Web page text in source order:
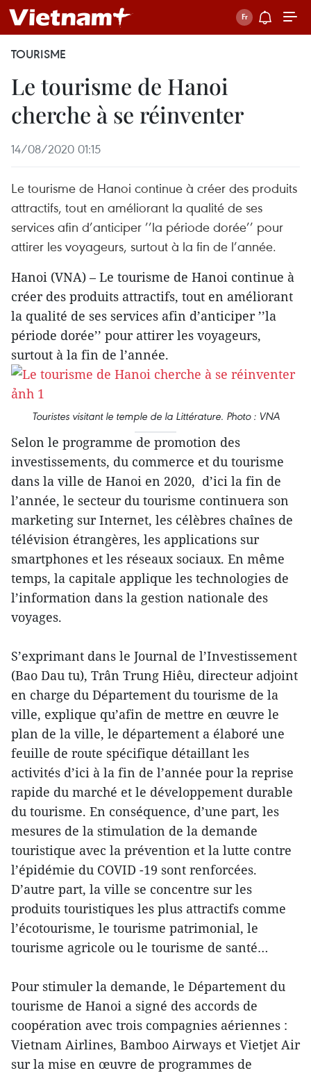
TOURISME
Le tourisme de Hanoi
cherche à se réinventer
14/08/2020 01:15
Le tourisme de Hanoi continue à créer des produits
attractifs, tout en améliorant la qualité de ses
services afin d’anticiper ’’la période dorée’’ pour
attirer les voyageurs, surtout à la fin de l’année.
Hanoi (VNA) – Le tourisme de Hanoi continue à
créer des produits attractifs, tout en améliorant
la qualité de ses services afin d’anticiper ’’la
période dorée’’ pour attirer les voyageurs,
surtout à la fin de l’année.
Touristes visitant le temple de la Littérature. Photo : VNA
Selon le programme de promotion des
investissements, du commerce et du tourisme
dans la ville de Hanoi en 2020, d’ici la fin de
l’année, le secteur du tourisme continuera son
marketing sur Internet, les célèbres chaînes de
télévision étrangères, les applications sur
smartphones et les réseaux sociaux. En même
temps, la capitale applique les technologies de
l’information dans la gestion nationale des
voyages.
S’exprimant dans le Journal de l’Investissement
(Bao Dau tu), Trân Trung Hiêu, directeur adjoint
en charge du Département du tourisme de la
ville, explique qu’afin de mettre en œuvre le
plan de la ville, le département a élaboré une
feuille de route spécifique détaillant les
activités d’ici à la fin de l’année pour la reprise
rapide du marché et le développement durable
du tourisme. En conséquence, d’une part, les
mesures de la stimulation de la demande
touristique avec la prévention et la lutte contre
l’épidémie du COVID -19 sont renforcées.
D’autre part, la ville se concentre sur les
produits touristiques les plus attractifs comme
l’écotourisme, le tourisme patrimonial, le
tourisme agricole ou le tourisme de santé…
Pour stimuler la demande, le Département du
tourisme de Hanoi a signé des accords de
coopération avec trois compagnies aériennes :
Vietnam Airlines, Bamboo Airways et Vietjet Air
sur la mise en œuvre de programmes de